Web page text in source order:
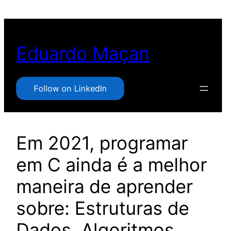
conteúdo
Eduardo Maçan
Follow on LinkedIn
Em 2021, programar
em C ainda é a melhor
maneira de aprender
sobre: Estruturas de